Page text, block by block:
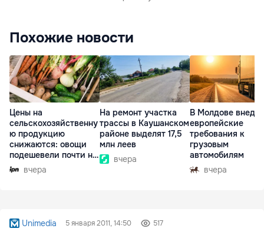
Похожие новости
Цены на
сельскохозяйственну
ю продукцию
снижаются: овощи
подешевели почти на
30%вчера
На ремонт участка
трассы в Каушанском
районе выделят 17,5
млн леев
вчера
В Молдове
европейские
требования к
грузовым
автомобилям
вчера
Unimedia 5 января 2011, 14:50 517